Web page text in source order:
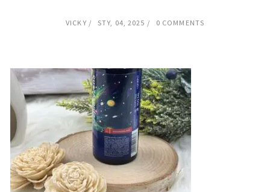
VICKY STY, 04, 2025 0 COMMENTS